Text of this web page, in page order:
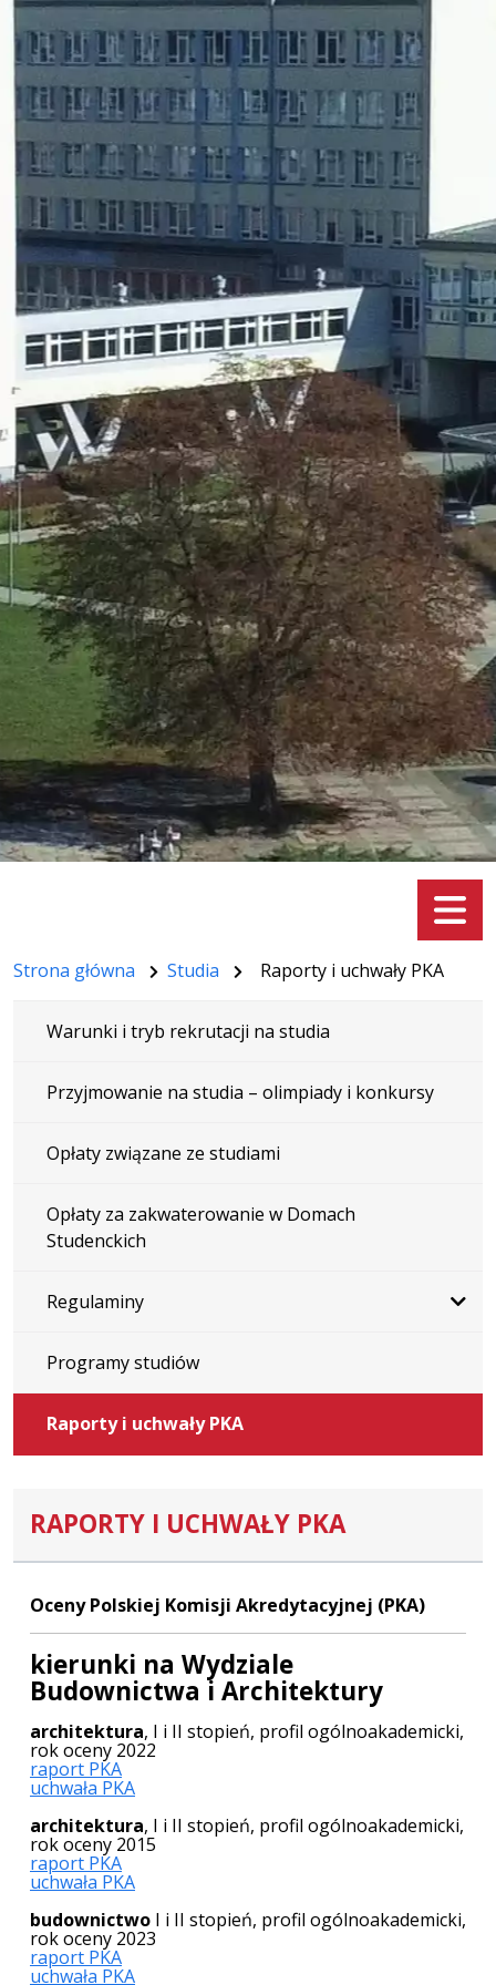
Menu
Strona główna Studia Raporty i uchwały PKA
Warunki i tryb rekrutacji na studia
Przyjmowanie na studia – olimpiady i konkursy
Opłaty związane ze studiami
Opłaty za zakwaterowanie w Domach
Studenckich
Regulaminy
Programy studiów
Raporty i uchwały PKA
RAPORTY I UCHWAŁY PKA
Oceny Polskiej Komisji Akredytacyjnej (PKA)
kierunki na Wydziale
Budownictwa i Architektury
architektura, I i II stopień, profil ogólnoakademicki,
rok oceny 2022
raport PKA
uchwała PKA
architektura, I i II stopień, profil ogólnoakademicki,
rok oceny 2015
raport PKA
uchwała PKA
budownictwo I i II stopień, profil ogólnoakademicki,
rok oceny 2023
raport PKA
uchwała PKA